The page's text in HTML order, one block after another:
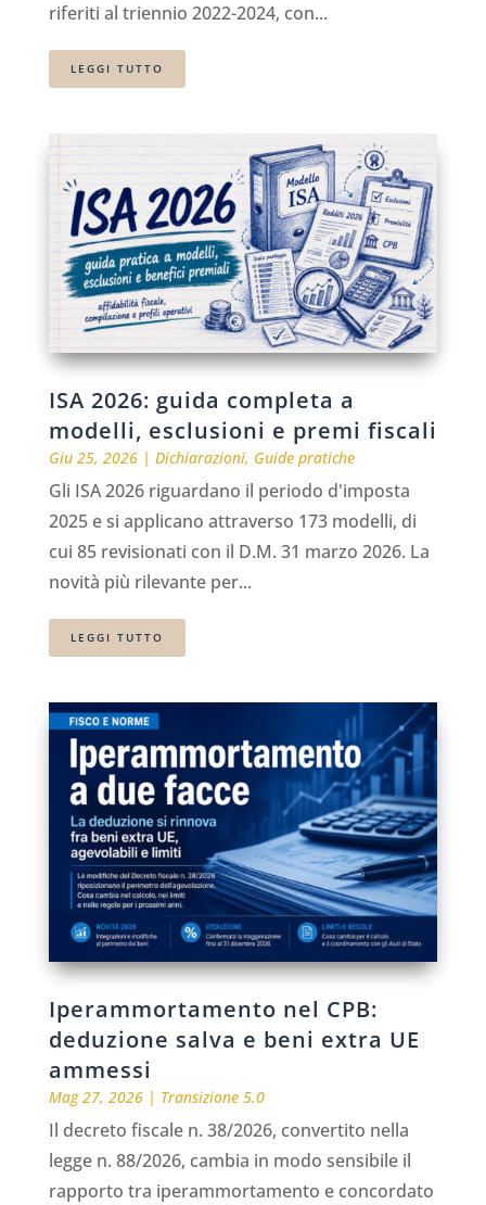
riferiti al triennio 2022-2024, con...
LEGGI TUTTO
ISA 2026: guida completa a
modelli, esclusioni e premi fiscali
Giu 25, 2026| Dichiarazioni, Guide pratiche
Gli ISA 2026 riguardano il periodo d'imposta
2025 e si applicano attraverso 173 modelli, di
cui 85 revisionati con il D.M. 31 marzo 2026. La
novità più rilevante per...
LEGGI TUTTO
Iperammortamento nel CPB:
deduzione salva e beni extra UE
ammessi
Mag 27, 2026| Transizione 5.0
Il decreto fiscale n. 38/2026, convertito nella
legge n. 88/2026, cambia in modo sensibile il
rapporto tra iperammortamento e concordato